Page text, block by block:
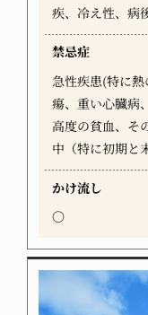
疾、冷え性、病
禁忌症
急性疾患(特に
瘍、重い心臓病
高度の貧血、そ
中（特に初期と
かけ流し
〇